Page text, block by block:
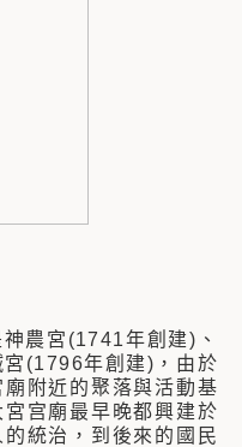
農宮(1741年創建)、
(1796年創建)，由於
附近的聚落與活動基
宫廟最早晚都興建於
統治，到後來的國民